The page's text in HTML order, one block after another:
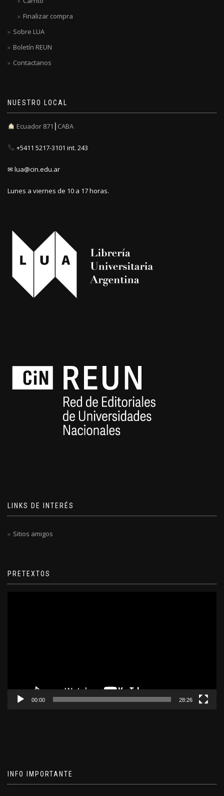
Finalizar compra
Sobre LUA
Boletín REUN
Contactanos
NUESTRO LOCAL
Ecuador 871┃CABA
+5411 5217-3101 int. 243
✉ lua@cin.edu.ar
Lunes a viernes de 10 a 17 horas.
LINKS DE INTERÉS
Sitios amigos
PRETEXTOS
00:00 28:26
INFO IMPORTANTE